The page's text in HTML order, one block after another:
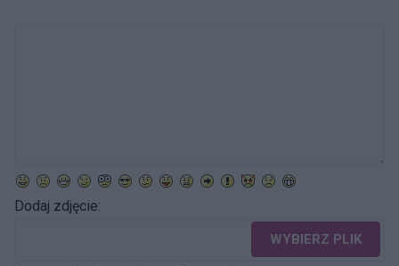
Dodaj zdjęcie:
WYBIERZ PLIK